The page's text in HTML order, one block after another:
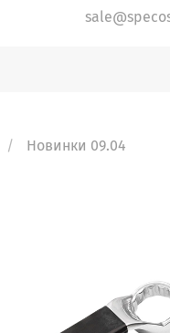
Новинки 09.04